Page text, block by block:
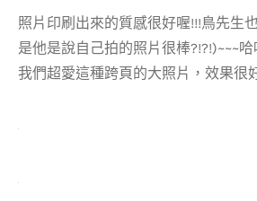
照片印刷出來的質感很好喔!!!鳥先生
是他是說自己拍的照片很棒?!?!)~~~哈
我們超愛這種跨頁的大照片，效果很